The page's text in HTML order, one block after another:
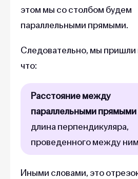
этом мы со столбом будем
параллельными прямыми.
Следовательно, мы пришли
что:
Расстояние между
параллельными прямыми
длина перпендикуляра,
проведенного между
Иными словами, это